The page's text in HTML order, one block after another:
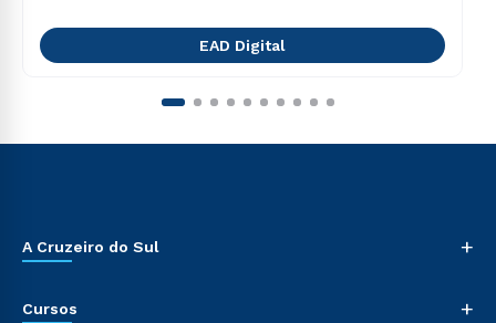
EAD Digital
A Cruzeiro do Sul +
Cursos +